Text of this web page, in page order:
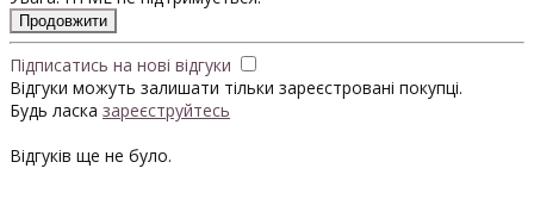
Продовжити
Підписатись на нові відгуки
Відгуки можуть залишати тільки зареєстровані покупці.
Будь ласка зареєструйтесь
Відгуків ще не було.